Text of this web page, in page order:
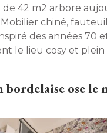
42 m2 arbore
chiné,
des années 70
le lieu cosy et plein
bordelaise ose le